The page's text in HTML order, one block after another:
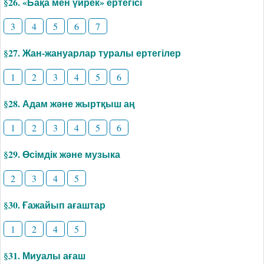
3 4 5 6 7
§27. Жан-жануарлар туралы ертегілер
1 2 3 4 5 6
§28. Адам және жыртқыш аң
1 2 3 4 5 6
§29. Өсімдік және музыка
2 3 4 5
§30. Ғажайып ағаштар
1 2 4 5
§31. Миуалы ағаш